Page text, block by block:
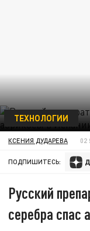
ТЕХНОЛОГИИ
КСЕНИЯ ДУДАРЕВА 02
ПОДПИШИТЕСЬ:
Русский
серебра спас